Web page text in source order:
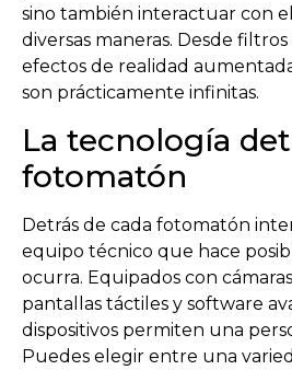
sino también interactuar con
diversas maneras. Desde
efectos de realidad
son prácticamente infinitas.
La tecnología
fotomatón
Detrás de cada fotomatón
equipo técnico que hace
ocurra. Equipados con
pantallas táctiles y software
dispositivos permiten una
Puedes elegir entre una